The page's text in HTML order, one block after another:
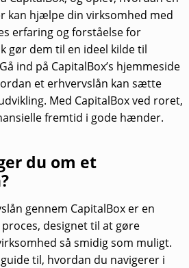
kan hjælpe din virksomhed med
erfaring og forståelse for
gør dem til en ideel kilde til
ind på CapitalBox’s hjemmeside
et erhvervslån kan sætte
Med CapitalBox ved roret,
fremtid i gode hænder.
du om et
gennem CapitalBox er en
designet til at gøre
så smidig som muligt.
til, hvordan du navigerer i